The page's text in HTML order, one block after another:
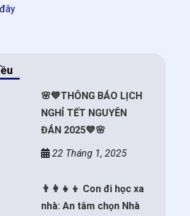
🌸💙THÔNG BÁO LỊCH
NGHỈ TẾT NGUYÊN
ĐÁN 2025💙🌸
22 Tháng 1, 2025
👨‍👩‍👧‍👦 Con đi học xa
nhà: An tâm chọn Nhà